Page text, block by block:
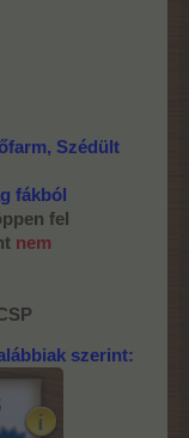
Szédült
fákból
fel
nem
szerint: